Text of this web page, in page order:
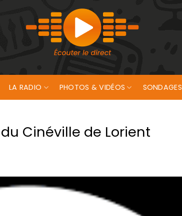
LA RADIO PHOTOS & VIDÉOS SONDAGES
Cinéville de Lorient